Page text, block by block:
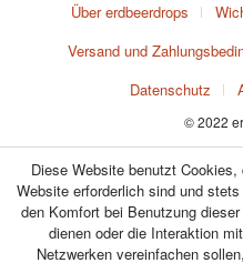
Über erdbeerdrops
Versand und
Datenschutz
© 2022
Diese Website benutzt
Website erforderlich sind und
den Komfort bei Benutzung
dienen oder die Interaktion
Netzwerken vereinfachen